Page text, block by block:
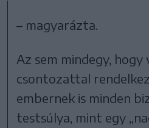
– magyarázta.
Az sem mindegy, hogy
csontozattal
embernek is minden
testsúlya, mint egy